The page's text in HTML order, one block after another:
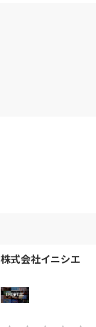
株式会社イニシエ